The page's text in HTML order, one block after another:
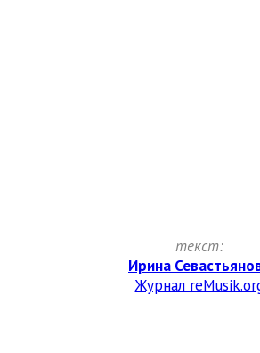
текст:
Ирина
Журнал